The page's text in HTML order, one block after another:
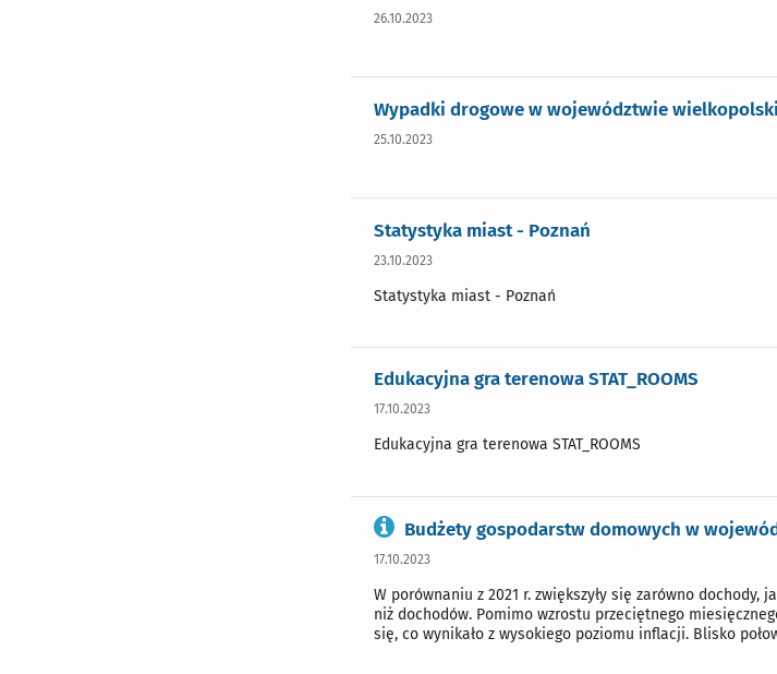
26.10.2023
Wypadki drogowe w województwie
25.10.2023
Statystyka miast - Poznań
23.10.2023
Statystyka miast - Poznań
Edukacyjna gra terenowa STAT_ROOMS
17.10.2023
Edukacyjna gra terenowa STAT_ROOMS
Budżety gospodarstw domowych w
17.10.2023
W porównaniu z 2021 r. zwiększyły się zarówno
niż dochodów. Pomimo wzrostu przeciętnego
się, co wynikało z wysokiego poziomu inflacji. Blisko